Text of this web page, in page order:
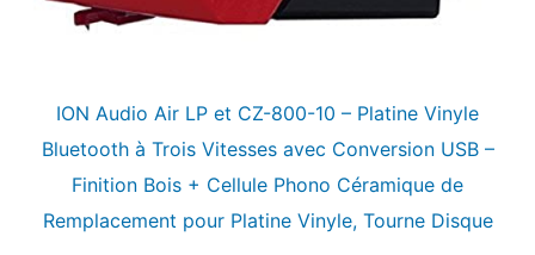
ION Audio Air LP et CZ-800-10 – Platine Vinyle
Bluetooth à Trois Vitesses avec Conversion USB –
Finition Bois + Cellule Phono Céramique de
Remplacement pour Platine Vinyle, Tourne Disque